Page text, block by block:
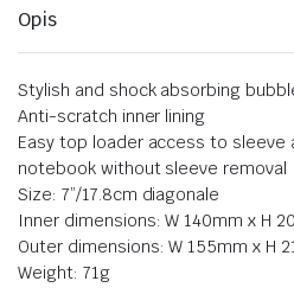
Opis
Stylish and shock absorbing
Anti-scratch inner lining
Easy top loader access to
notebook without sleeve removal
Size: 7”/17.8cm diagonale
Inner dimensions: W 140mm x H
Outer dimensions: W 155mm x H
Weight: 71g